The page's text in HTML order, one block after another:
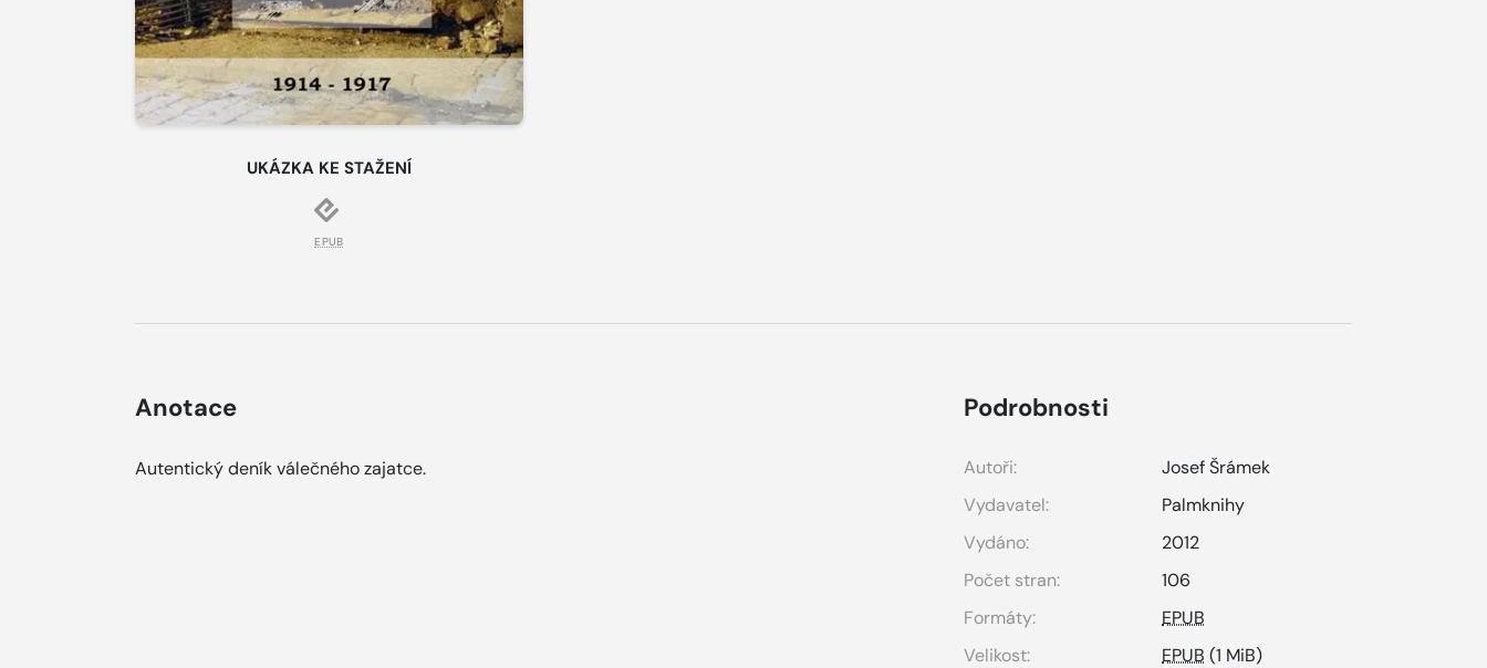
UKÁZKA KE STAŽENÍ
EPUB
Anotace
Autentický deník válečného zajatce.
Podrobnosti
Autoři:
Josef Šrámek
Vydavatel:
Palmknihy
Vydáno:
2012
Počet stran:
106
Formáty:
EPUB
Velikost:
EPUB (1 MiB)